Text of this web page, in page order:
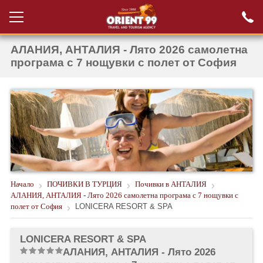
Вход за агенти
Проверка на
резервация
НОВА ГОДИНА ТУРЦИЯ
НОВА ГОДИНА
ПОЧИВКИ
КРУИЗИ
ЕКЗОТИКА
АЛАНИЯ, АНТАЛИЯ - Лято 2026 самолетна
програма с 7 нощувки с полет от София
Начало ПОЧИВКИ В ТУРЦИЯ
Почивки в АНТАЛИЯ
АЛАНИЯ, АНТАЛИЯ - Лято 2026 самолетна програма с 7 нощувки с
полет от София
LONICERA RESORT & SPA
LONICERA RESORT & SPA
АЛАНИЯ, АНТАЛИЯ - Лято 2026